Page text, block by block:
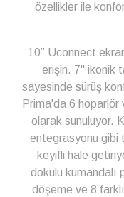
özellikler ile
10” Uconnect
erişin. 7'' ikonik
sayesinde sürüş
Prima'da 6
olarak sunuluyor.
entegrasyonu gibi
keyifli hale
dokulu kumandalı
döşeme ve 8